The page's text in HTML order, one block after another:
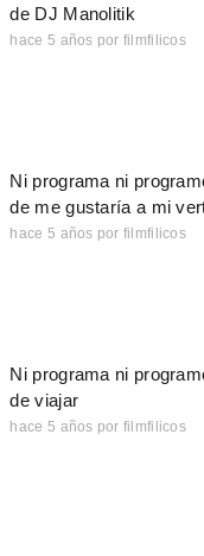
de DJ Manolitik
hace 5 años por filmfilicos
Ni programa ni
de me gustaría a mi
hace 5 años por filmfilicos
Ni programa ni
de viajar
hace 5 años por filmfilicos